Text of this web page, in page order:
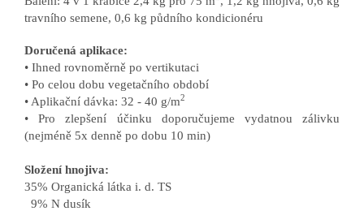
travního semene, 0,6 kg půdního kondicionéru
Doručená aplikace:
• Ihned rovnoměrně po vertikutaci
• Po celou dobu vegetačního období
• Aplikační dávka: 32 - 40 g/m2
• Pro zlepšení účinku doporučujeme vydatnou zálivku
(nejméně 5x denně po dobu 10 min)
Složení hnojiva:
35% Organická látka i. d. TS
9% N dusík